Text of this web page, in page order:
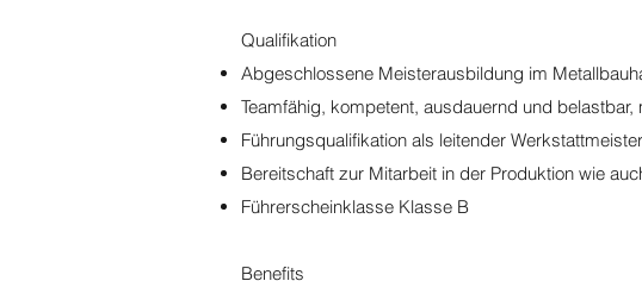
Qualifikation
Abgeschlossene Meisterausbildung im
Teamfähig, kompetent, ausdauernd und
Führungsqualifikation als leitender Werkstattmeister
Bereitschaft zur Mitarbeit in der Produktion wie
Führerscheinklasse Klasse B
Benefits